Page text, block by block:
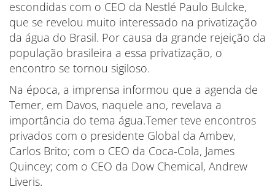
escondidas com o CEO da Nestlé Paulo Bulcke,
que se revelou muito interessado na privatização
da água do Brasil. Por causa da grande rejeição da
população brasileira a essa privatização, o
encontro se tornou sigiloso.
Na época, a imprensa informou que a agenda de
Temer, em Davos, naquele ano, revelava a
importância do tema água.Temer teve encontros
privados com o presidente Global da Ambev,
Carlos Brito; com o CEO da Coca-Cola, James
Quincey; com o CEO da Dow Chemical, Andrew
Liveris.